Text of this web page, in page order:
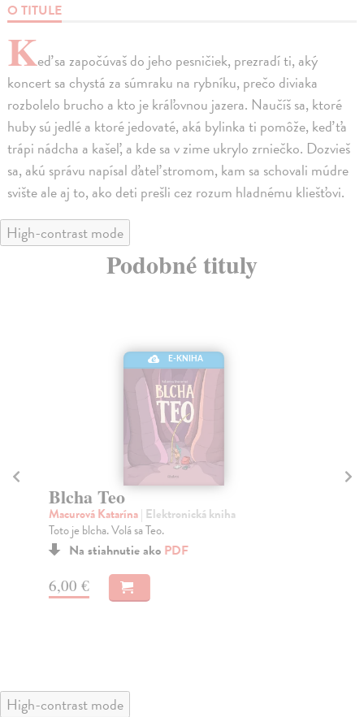
O TITULE
Keď sa započúvaš do jeho pesničiek, prezradí ti, aký
koncert sa chystá za súmraku na rybníku, prečo diviaka
rozbolelo brucho a kto je kráľovnou jazera. Naučíš sa, ktoré
huby sú jedlé a ktoré jedovaté, aká bylinka ti pomôže, keď ťa
trápi nádcha a kašeľ, a kde sa v zime ukrylo zrniečko. Dozvieš
sa, akú správu napísal ďateľ stromom, kam sa schovali múdre
svište ale aj to, ako deti prešli cez rozum hladnému kliešťovi.
High-contrast mode
Podobné tituly
E-KNIHA
Blcha Teo
Macurová Katarína| Elektronická kniha
Toto je blcha. Volá sa Teo.
Na stiahnutie ako PDF
6,00 €
High-contrast mode